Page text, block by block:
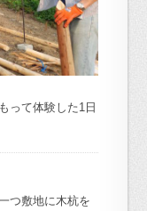
って体験した1日
つ敷地に木杭を